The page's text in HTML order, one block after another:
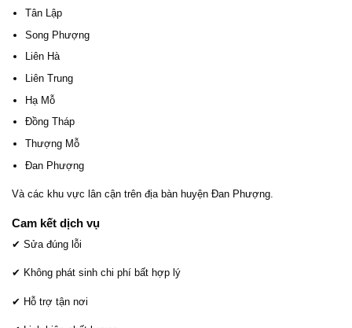
Tân Lập
Song Phượng
Liên Hà
Liên Trung
Hạ Mỗ
Đồng Tháp
Thượng Mỗ
Đan Phượng
Và các khu vực lân cận trên địa bàn huyện Đan Phượng.
Cam kết dịch vụ
✔ Sửa đúng lỗi
✔ Không phát sinh chi phí bất hợp lý
✔ Hỗ trợ tận nơi